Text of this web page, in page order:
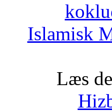
Islamisk
Læs